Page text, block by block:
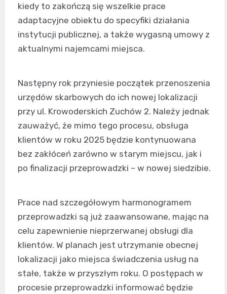
kiedy to zakończą się wszelkie prace
adaptacyjne obiektu do specyfiki działania
instytucji publicznej, a także wygasną umowy z
aktualnymi najemcami miejsca.
Następny rok przyniesie początek przenoszenia
urzędów skarbowych do ich nowej lokalizacji
przy ul. Krowoderskich Zuchów 2. Należy jednak
zauważyć, że mimo tego procesu, obsługa
klientów w roku 2025 będzie kontynuowana
bez zakłóceń zarówno w starym miejscu, jak i
po finalizacji przeprowadzki – w nowej siedzibie.
Prace nad szczegółowym harmonogramem
przeprowadzki są już zaawansowane, mając na
celu zapewnienie nieprzerwanej obsługi dla
klientów. W planach jest utrzymanie obecnej
lokalizacji jako miejsca świadczenia usług na
stałe, także w przyszłym roku. O postępach w
procesie przeprowadzki informować będzie